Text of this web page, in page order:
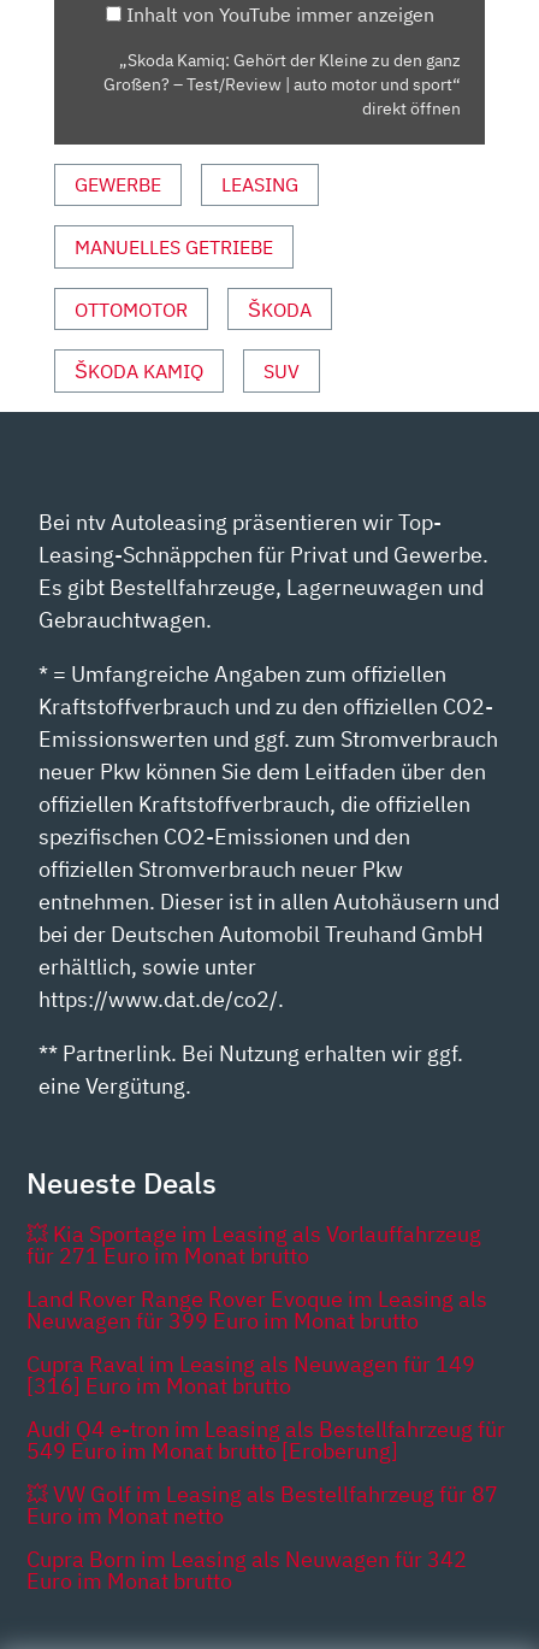
GROSSEN? –
UTO M
OTOR U
ND S
PORT“ V
OUTUBE A
NZEIGEN
Inhalt von YouTube immer anzeigen
„Skoda Kamiq: Gehört der Kleine zu den ganz
Großen? – Test/Review | auto motor und sport“
direkt öffnen
GEWERBE LEASING
MANUELLES GETRIEBE
OTTOMOTOR ŠKODA
ŠKODA KAMIQ SUV
Bei ntv Autoleasing präsentieren wir Top-
Leasing-Schnäppchen für Privat und Gewerbe.
Es gibt Bestellfahrzeuge, Lagerneuwagen und
Gebrauchtwagen.
* = Umfangreiche Angaben zum offiziellen
Kraftstoffverbrauch und zu den offiziellen CO2-
Emissionswerten und ggf. zum Stromverbrauch
neuer Pkw können Sie dem Leitfaden über den
offiziellen Kraftstoffverbrauch, die offiziellen
spezifischen CO2-Emissionen und den
offiziellen Stromverbrauch neuer Pkw
entnehmen. Dieser ist in allen Autohäusern und
bei der Deutschen Automobil Treuhand GmbH
erhältlich, sowie unter
https://www.dat.de/co2/.
** Partnerlink. Bei Nutzung erhalten wir ggf.
eine Vergütung.
Neueste Deals
💥 Kia Sportage im Leasing als Vorlauffahrzeug
für 271 Euro im Monat brutto
Land Rover Range Rover Evoque im Leasing als
Neuwagen für 399 Euro im Monat brutto
Cupra Raval im Leasing als Neuwagen für 149
[316] Euro im Monat brutto
Audi Q4 e-tron im Leasing als Bestellfahrzeug für
549 Euro im Monat brutto [Eroberung]
💥 VW Golf im Leasing als Bestellfahrzeug für 87
Euro im Monat netto
Cupra Born im Leasing als Neuwagen für 342
Euro im Monat brutto